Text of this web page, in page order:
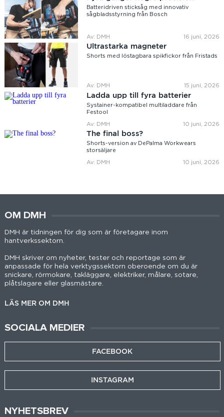
Batteridriven sticksåg med innovativ
sågbladsstyrning från Bosch
Av: DMH 16 juni, 2026
Ultrastarka magneter
Shorts med löstagbara spikfickor från Fristads
Av: DMH 15 juni, 2026
Ladda upp till fyra batterier
Systainer-kompatibel multiladdare från
Festool
Av: DMH 10 juni, 2026
The final boss?
Shorts-version av DePalma Workwears
storsäljare
Av: DMH 10 juni, 2026
OM DMH
DMH är tidningen för dig som är företagare inom
hantverkssektorn.
DMH skriver om nyheter, tester och reportage som är
anpassade för hela verktygssektorn oberoende om du är
snickare, rörmokare, takläggare, elektriker, målare, sotare,
plåtslagare eller glasmästare.
LÄS MER OM DMH
SOCIALA MEDIER
FACEBOOK
INSTAGRAM
NYHETSBREV